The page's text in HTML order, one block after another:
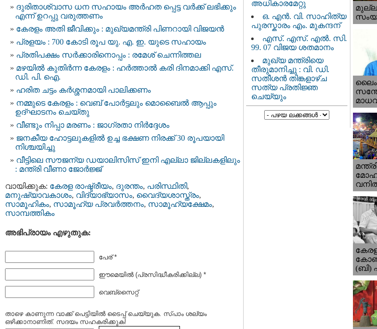
ദുരിതാശ്വാസ ധന സഹായം അർഹത പ്പെട്ട വർക്ക് ലഭിക്കും
എന്ന് ഉറപ്പു വരുത്തണം
കേരളം അതി ജീവിക്കും : മുഖ്യമന്ത്രി പിണറായി വിജയൻ
പ്രളയം : 700 കോടി രൂപ യു. എ. ഇ. യുടെ സഹായം
പ്രതിപക്ഷം സര്‍ക്കാരിനൊപ്പം : രമേശ് ചെന്നിത്തല
മഴയിൽ കുതിർന്ന കേരളം : ഹര്‍ത്താല്‍ കരി ദിനമാക്കി എസ്.
ഡി. പി. ഐ.
ഹരിത ചട്ടം കർശ്ശനമായി പാലിക്കണം
നമ്മുടെ കേരളം : വെബ് പോർട്ടലും മൊബൈൽ ആപ്പും
ഉദ്ഘാടനം ചെയ്തു
വീണ്ടും നിപ്പാ മരണം : ജാഗ്രതാ നിർദ്ദേശം
ജനകീയ ഹോട്ടലുകളിൽ ഉച്ച ഭക്ഷണ നിരക്ക് 30 രൂപയായി
നിശ്ചയിച്ചു
വീട്ടിലെ സൗജന്യ ഡയാലിസിസ് ഇനി എല്ലാ ജില്ലകളിലും
: മന്ത്രി വീണാ ജോർജ്ജ്
വായിക്കുക: കേരള രാഷ്ട്രീയം, ദുരന്തം, പരിസ്ഥിതി,
മനുഷ്യാവകാശം, വിദ്യാഭ്യാസം, വൈദ്യശാസ്ത്രം,
സാമൂഹികം, സാമൂഹ്യ പ്രവര്‍ത്തനം, സാമൂഹ്യക്ഷേമം,
സാമ്പത്തികം
അഭിപ്രായം എഴുതുക:
പേര് *
ഈമെയില്‍ (പ്രസിദ്ധീകരിക്കില്ല) *
വെബ്സൈറ്റ്
താഴെ കാണുന്ന വാക്ക് പെട്ടിയില്‍ ടൈപ്പ്‌ ചെയ്യുക. സ്പാം ശല്യം
ഒഴിക്കാനാണിത്. സദയം സഹകരിക്കുക!
അധികാരമേറ്റു
ഒ. എൻ. വി. സാഹിത്യ
പുരസ്കാരം എം. മുകന്ദന്
എസ്. എസ്. എൽ. സി.
99. 07 വിജയ ശതമാനം
മുഖ്യ മന്ത്രിയെ
തീരുമാനിച്ചു : വി. ഡി.
സതീശന്‍ തിങ്കളാഴ്ച
സത്യ പ്രതിജ്ഞ
ചെയ്യും
മന്ത്രി
(ബി)